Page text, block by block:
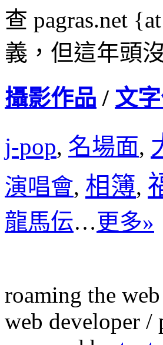
查 pagras.net
義，但這年頭
攝影作品 / 文
j-pop, 名場面,
演唱會, 相簿,
龍馬伝…更多»
roaming the
web developer /